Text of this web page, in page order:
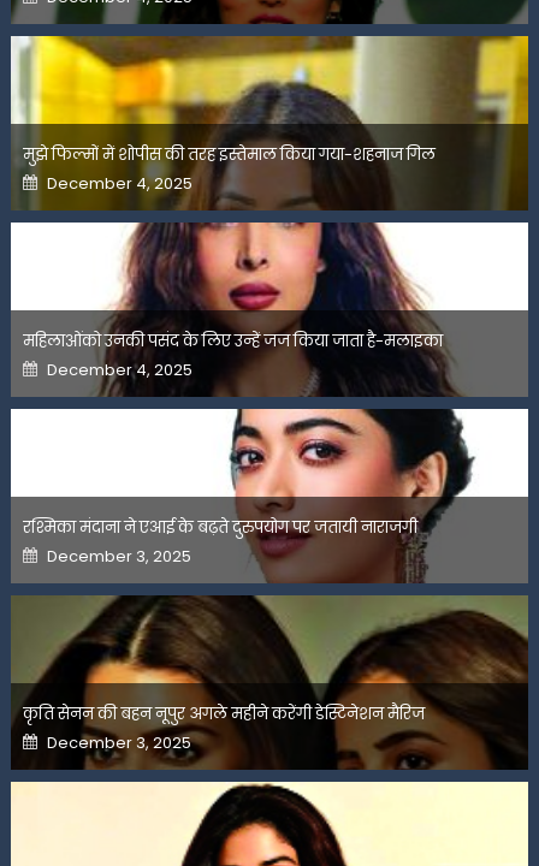
on
मुझे फिल्मों में शोपीस की तरह इस्तेमाल किया गया-शहनाज गिल
Posted
on
December 4, 2025
महिलाओंको उनकी पसंद के लिए उन्हें जज किया जाता है-मलाइका
Posted
on
December 4, 2025
रश्मिका मंदाना ने एआई के बढ़ते दुरुपयोग पर जतायी नाराजगी
Posted
on
December 3, 2025
कृति सेनन की बहन नूपुर अगले महीने करेंगी डेस्टिनेशन मैरिज
Posted
on
December 3, 2025